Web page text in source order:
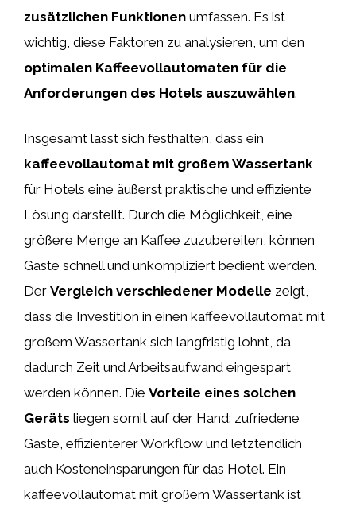
zusätzlichen Funktionen umfassen. Es ist
wichtig, diese Faktoren zu analysieren, um den
optimalen Kaffeevollautomaten für die
Anforderungen des Hotels auszuwählen.
Insgesamt lässt sich festhalten, dass ein
kaffeevollautomat mit großem Wassertank
für Hotels eine äußerst praktische und effiziente
Lösung darstellt. Durch die Möglichkeit, eine
größere Menge an Kaffee zuzubereiten, können
Gäste schnell und unkompliziert bedient werden.
Der Vergleich verschiedener Modelle zeigt,
dass die Investition in einen kaffeevollautomat mit
großem Wassertank sich langfristig lohnt, da
dadurch Zeit und Arbeitsaufwand eingespart
werden können. Die Vorteile eines solchen
Geräts liegen somit auf der Hand: zufriedene
Gäste, effizienterer Workflow und letztendlich
auch Kosteneinsparungen für das Hotel. Ein
kaffeevollautomat mit großem Wassertank ist